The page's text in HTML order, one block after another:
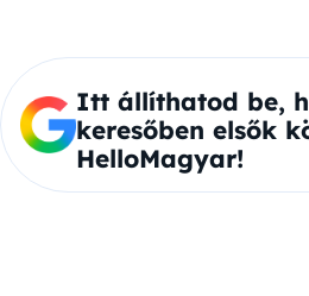
Itt állíthatod be,
keresőben elsők
HelloMagyar!